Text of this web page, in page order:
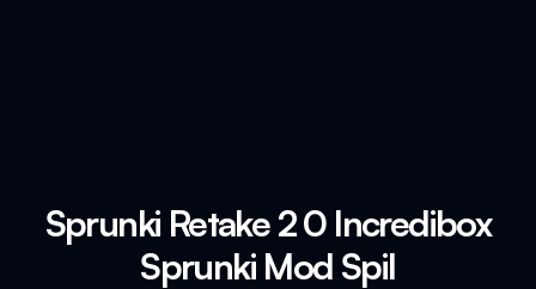
Sprunki Retake 2 0 Incredibox
Sprunki Mod Spil